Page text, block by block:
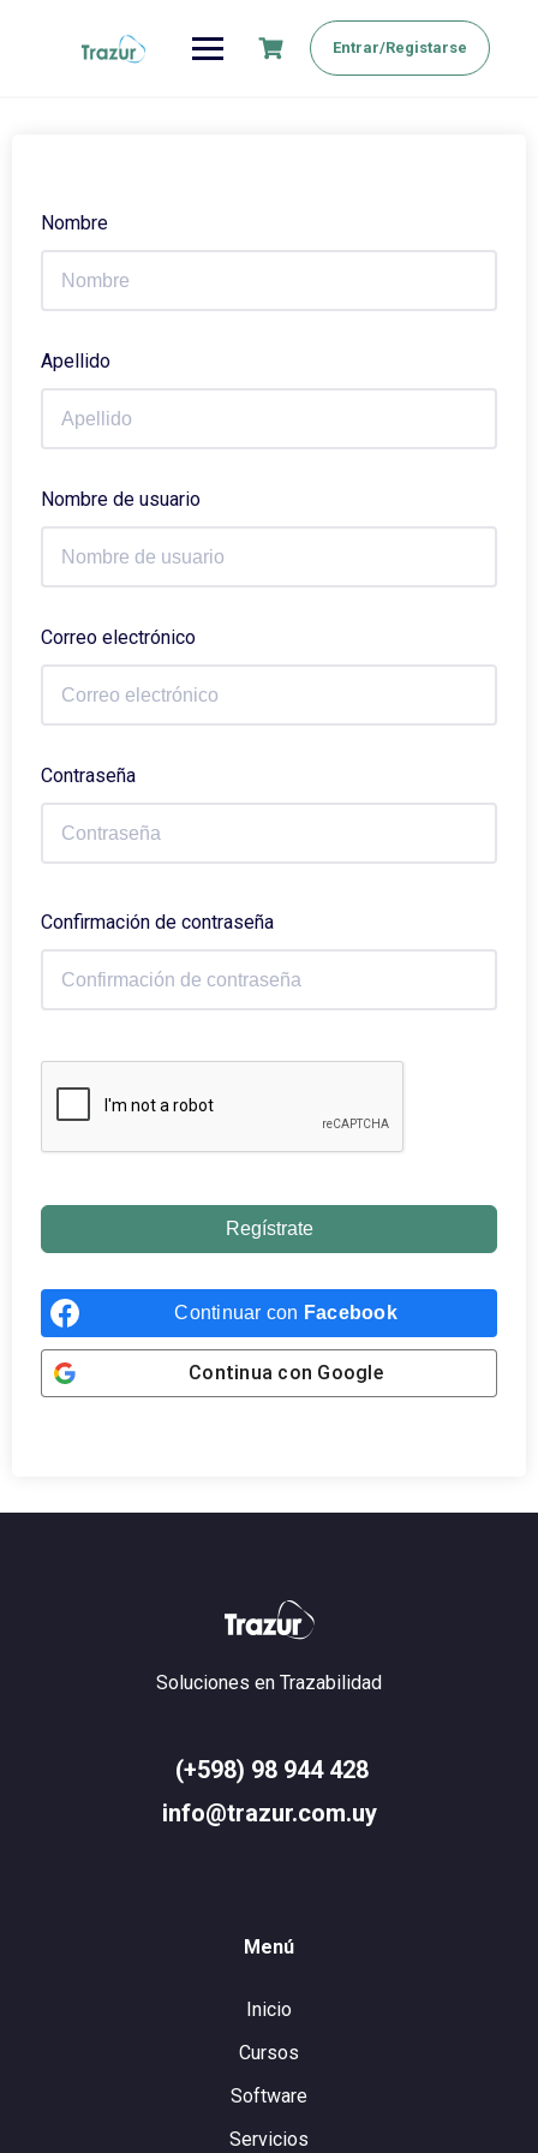
Entrar/Registarse
Nombre
Apellido
Nombre de usuario
Correo electrónico
Contraseña
Confirmación de contraseña
Regístrate
Continuar con Facebook
Continua con Google
Soluciones en Trazabilidad
(+598) 98 944 428
info@trazur.com.uy
Menú
Inicio
Cursos
Software
Servicios